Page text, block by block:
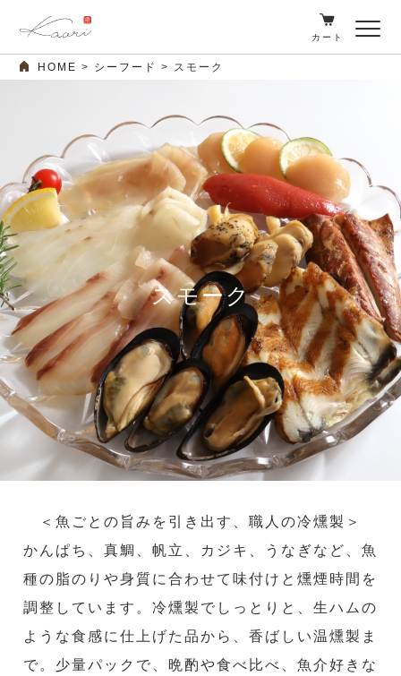
カート
HOME シーフード スモーク
スモーク
＜魚ごとの旨みを引き出す、職人の冷燻製＞
かんぱち、真鯛、帆立、カジキ、うなぎなど、魚
種の脂のりや身質に合わせて味付けと燻煙時間を
調整しています。冷燻製でしっとりと、生ハムの
ような食感に仕上げた品から、香ばしい温燻製ま
で。少量パックで、晩酌や食べ比べ、魚介好きな